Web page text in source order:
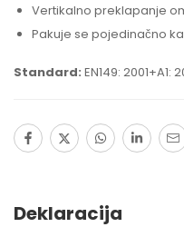
Vertikalno preklapanje
Pakuje se pojedinačno
Standard: EN149: 2001+A1:
Deklaracija